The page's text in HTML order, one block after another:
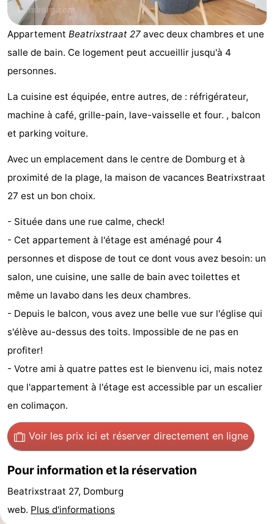
la
nuit
Appartements
-
Wijngaerde
Chambre
Buitenhof
Domburg
-
Hof
Domburg
Westhove
Hôtels
Last
minutes
Plages
Voir
et
faire
Lieux
d'intérêt
-
Musées
Monuments
-
Moulins
-
Appartement Beatrixstraat 27 avec deux chambres et une
salle de bain. Ce logement peut accueillir jusqu'à 4
personnes.
La cuisine est équipée, entre autres, de : réfrigérateur,
machine à café, grille-pain, lave-vaisselle et four. , balcon
et parking voiture.
Avec un emplacement dans le centre de Domburg et à
proximité de la plage, la maison de vacances Beatrixstraat
27 est un bon choix.
- Située dans une rue calme, check!
- Cet appartement à l'étage est aménagé pour 4
personnes et dispose de tout ce dont vous avez besoin: un
salon, une cuisine, une salle de bain avec toilettes et
même un lavabo dans les deux chambres.
- Depuis le balcon, vous avez une belle vue sur l'église qui
s'élève au-dessus des toits. Impossible de ne pas en
profiter!
- Votre ami à quatre pattes est le bienvenu ici, mais notez
que l'appartement à l'étage est accessible par un escalier
en colimaçon.
Voir les prix ici et réserver directement en ligne
Pour information et la réservation
Beatrixstraat 27, Domburg
web. Plus d'informations